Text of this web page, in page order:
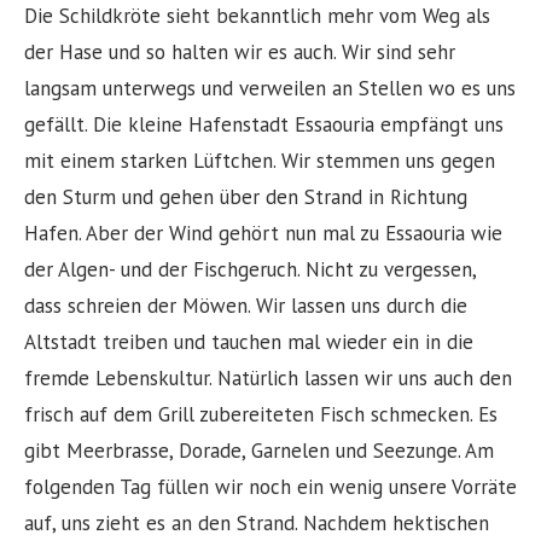
Die Schildkröte sieht bekanntlich mehr vom Weg als
der Hase und so halten wir es auch. Wir sind sehr
langsam unterwegs und verweilen an Stellen wo es uns
gefällt. Die kleine Hafenstadt Essaouria empfängt uns
mit einem starken Lüftchen. Wir stemmen uns gegen
den Sturm und gehen über den Strand in Richtung
Hafen. Aber der Wind gehört nun mal zu Essaouria wie
der Algen- und der Fischgeruch. Nicht zu vergessen,
dass schreien der Möwen. Wir lassen uns durch die
Altstadt treiben und tauchen mal wieder ein in die
fremde Lebenskultur. Natürlich lassen wir uns auch den
frisch auf dem Grill zubereiteten Fisch schmecken. Es
gibt Meerbrasse, Dorade, Garnelen und Seezunge. Am
folgenden Tag füllen wir noch ein wenig unsere Vorräte
auf, uns zieht es an den Strand. Nachdem hektischen